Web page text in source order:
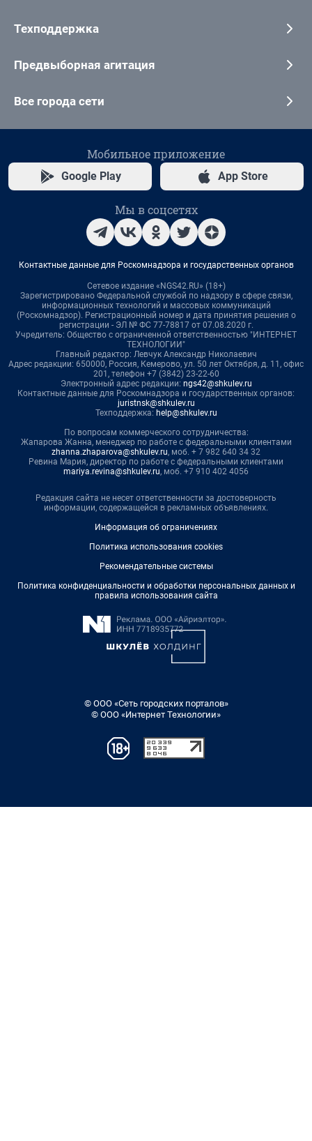
Техподдержка
Предвыборная агитация
Все города сети
Мобильное приложение
Google Play App Store
Мы в соцсетях
Контактные данные для Роскомнадзора и государственных органов
Сетевое издание «NGS42.RU» (18+)
Зарегистрировано Федеральной службой по надзору в сфере связи,
информационных технологий и массовых коммуникаций
(Роскомнадзор). Регистрационный номер и дата принятия решения о
регистрации - ЭЛ № ФС 77-78817 от 07.08.2020 г.
Учредитель: Общество с ограниченной ответственностью "ИНТЕРНЕТ
ТЕХНОЛОГИИ"
Главный редактор: Левчук Александр Николаевич
Адрес редакции: 650000, Россия, Кемерово, ул. 50 лет Октября, д. 11, офис
201, телефон +7 (3842) 23-22-60
Электронный адрес редакции: ngs42@shkulev.ru
Контактные данные для Роскомнадзора и государственных органов:
juristnsk@shkulev.ru
Техподдержка: help@shkulev.ru
По вопросам коммерческого сотрудничества:
Жапарова Жанна, менеджер по работе с федеральными клиентами
zhanna.zhaparova@shkulev.ru, моб. + 7 982 640 34 32
Ревина Мария, директор по работе с федеральными клиентами
mariya.revina@shkulev.ru, моб. +7 910 402 4056
Редакция сайта не несет ответственности за достоверность
информации, содержащейся в рекламных объявлениях.
Информация об ограничениях
Политика использования cookies
Рекомендательные системы
Политика конфиденциальности и обработки персональных данных и
правила использования сайта
© ООО «Сеть городских порталов»
© ООО «Интернет Технологии»